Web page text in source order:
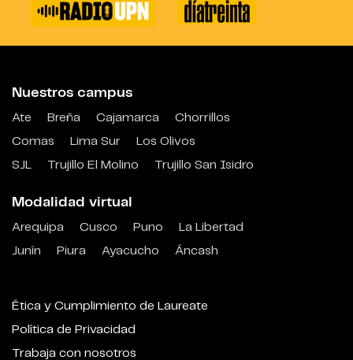
Nuestros campus
Ate Breña Cajamarca
Chorrillos
Comas
Lima Sur
Los Olivos
SJL
Trujillo El Molino Trujillo San Isidro
Modalidad virtual
Arequipa Cusco Puno
La Libertad
Junín
Piura Ayacucho Áncash
Ética y Cumplimiento de Laureate
Política de Privacidad
Trabaja con nosotros